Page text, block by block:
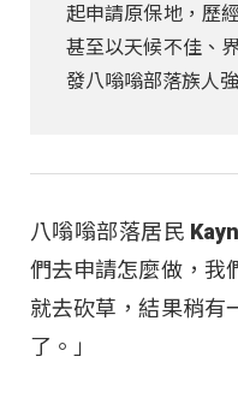
起申請原保地，歷
甚至以天候不佳、
發八嗡嗡部落族人
八嗡嗡部落居民
們去申請怎麼做，我
就去砍草，結果稍有
了。」